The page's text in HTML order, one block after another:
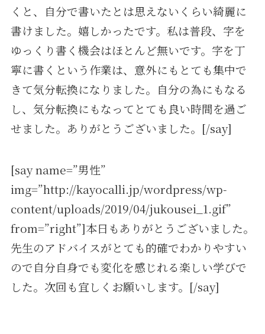
くと、自分で書いたとは思えないくらい綺麗に
書けました。嬉しかったです。私は普段、字を
ゆっくり書く機会はほとんど無いです。字を丁
寧に書くという作業は、意外にもとても集中で
きて気分転換になりました。自分の為にもなる
し、気分転換にもなってとても良い時間を過ご
せました。ありがとうございました。[/say]
[say name=”男性”
img=”http://kayocalli.jp/wordpress/wp-
content/uploads/2019/04/jukousei_1.gif”
from=”right”]本日もありがとうございました。
先生のアドバイスがとても的確でわかりやすい
ので自分自身でも変化を感じれる楽しい学びで
した。次回も宜しくお願いします。[/say]